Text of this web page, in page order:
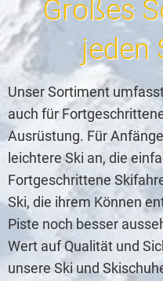
Großes
jeden
Unser Sortiment
auch für
Ausrüstung. Für
leichtere Ski an, die
Fortgeschrittene
Ski, die ihrem Können
Piste noch besser
Wert auf Qualität und
unsere Ski und